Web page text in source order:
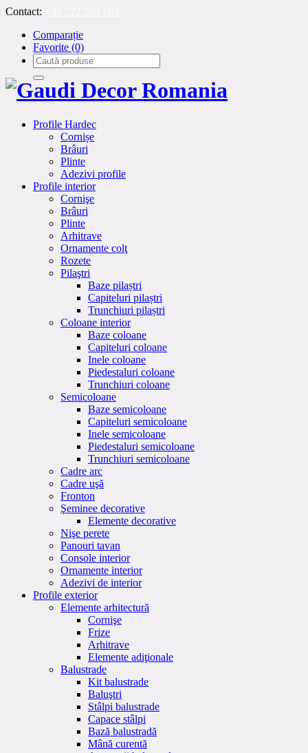
Contact:
Comparație
Favorite (0)
Profile Hardec
Cornișe
Brâuri
Plinte
Adezivi profile
Profile interior
Cornişe
Brâuri
Plinte
Arhitrave
Ornamente colţ
Rozete
Pilaştri
Baze pilaștri
Capiteluri pilaștri
Trunchiuri pilaștri
Coloane interior
Baze coloane
Capiteluri coloane
Inele coloane
Piedestaluri coloane
Trunchiuri coloane
Semicoloane
Baze semicoloane
Capiteluri semicoloane
Inele semicoloane
Piedestaluri semicoloane
Trunchiuri semicoloane
Cadre arc
Cadre uşă
Fronton
Şeminee decorative
Elemente decorative
Nişe perete
Panouri tavan
Console interior
Ornamente interior
Adezivi de interior
Profile exterior
Elemente arhitectură
Cornişe
Frize
Arhitrave
Elemente adiţionale
Balustrade
Kit balustrade
Baluştri
Stâlpi balustrade
Capace stâlpi
Bază balustradă
Mână curentă